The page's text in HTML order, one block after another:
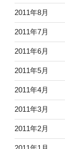
2011年8月
2011年7月
2011年6月
2011年5月
2011年4月
2011年3月
2011年2月